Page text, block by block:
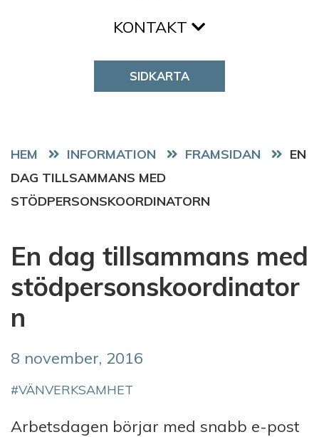
KONTAKT
SIDKARTA
HEM FRAMSIDAN
EN
DAG TILLSAMMANS MED
STÖDPERSONSKOORDINATORN
En dag tillsammans med
stödpersonskoordinator
n
8 november, 2016
VÄNVERKSAMHET
Arbetsdagen börjar med snabb e-post